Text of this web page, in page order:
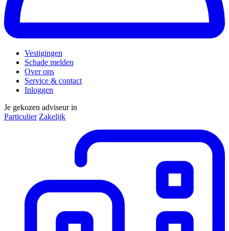
Vestigingen
Schade melden
Over ons
Service & contact
Inloggen
Je gekozen adviseur in
Particulier Zakelijk